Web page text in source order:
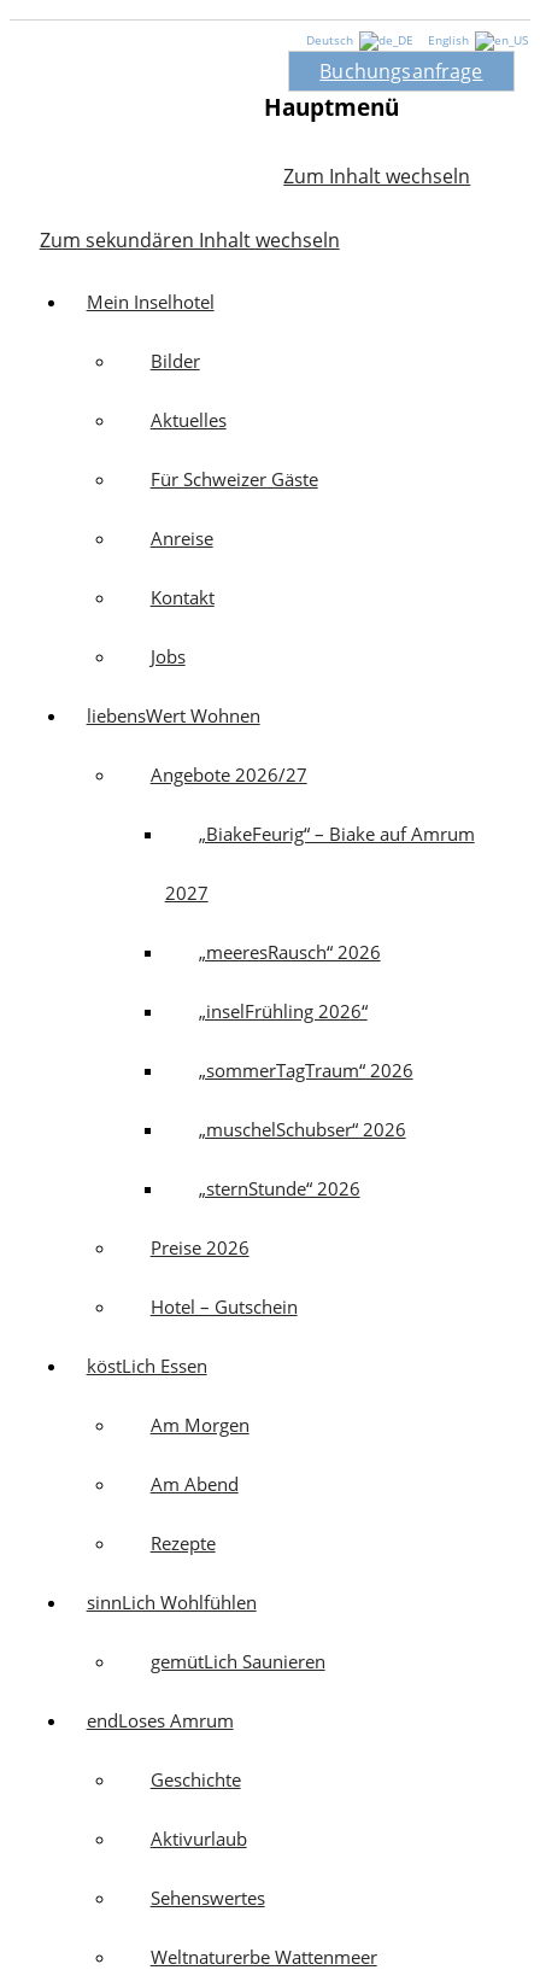
Deutsch English
Buchungsanfrage
Hauptmenü
Zum Inhalt wechseln
Zum sekundären Inhalt wechseln
Mein Inselhotel
Bilder
Aktuelles
Für Schweizer Gäste
Anreise
Kontakt
Jobs
liebensWert Wohnen
Angebote 2026/27
„BiakeFeurig“ – Biake auf Amrum
2027
„meeresRausch“ 2026
„inselFrühling 2026“
„sommerTagTraum“ 2026
„muschelSchubser“ 2026
„sternStunde“ 2026
Preise 2026
Hotel – Gutschein
köstLich Essen
Am Morgen
Am Abend
Rezepte
sinnLich Wohlfühlen
gemütLich Saunieren
endLoses Amrum
Geschichte
Aktivurlaub
Sehenswertes
Weltnaturerbe Wattenmeer